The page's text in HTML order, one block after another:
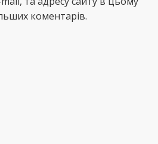
коментарів.